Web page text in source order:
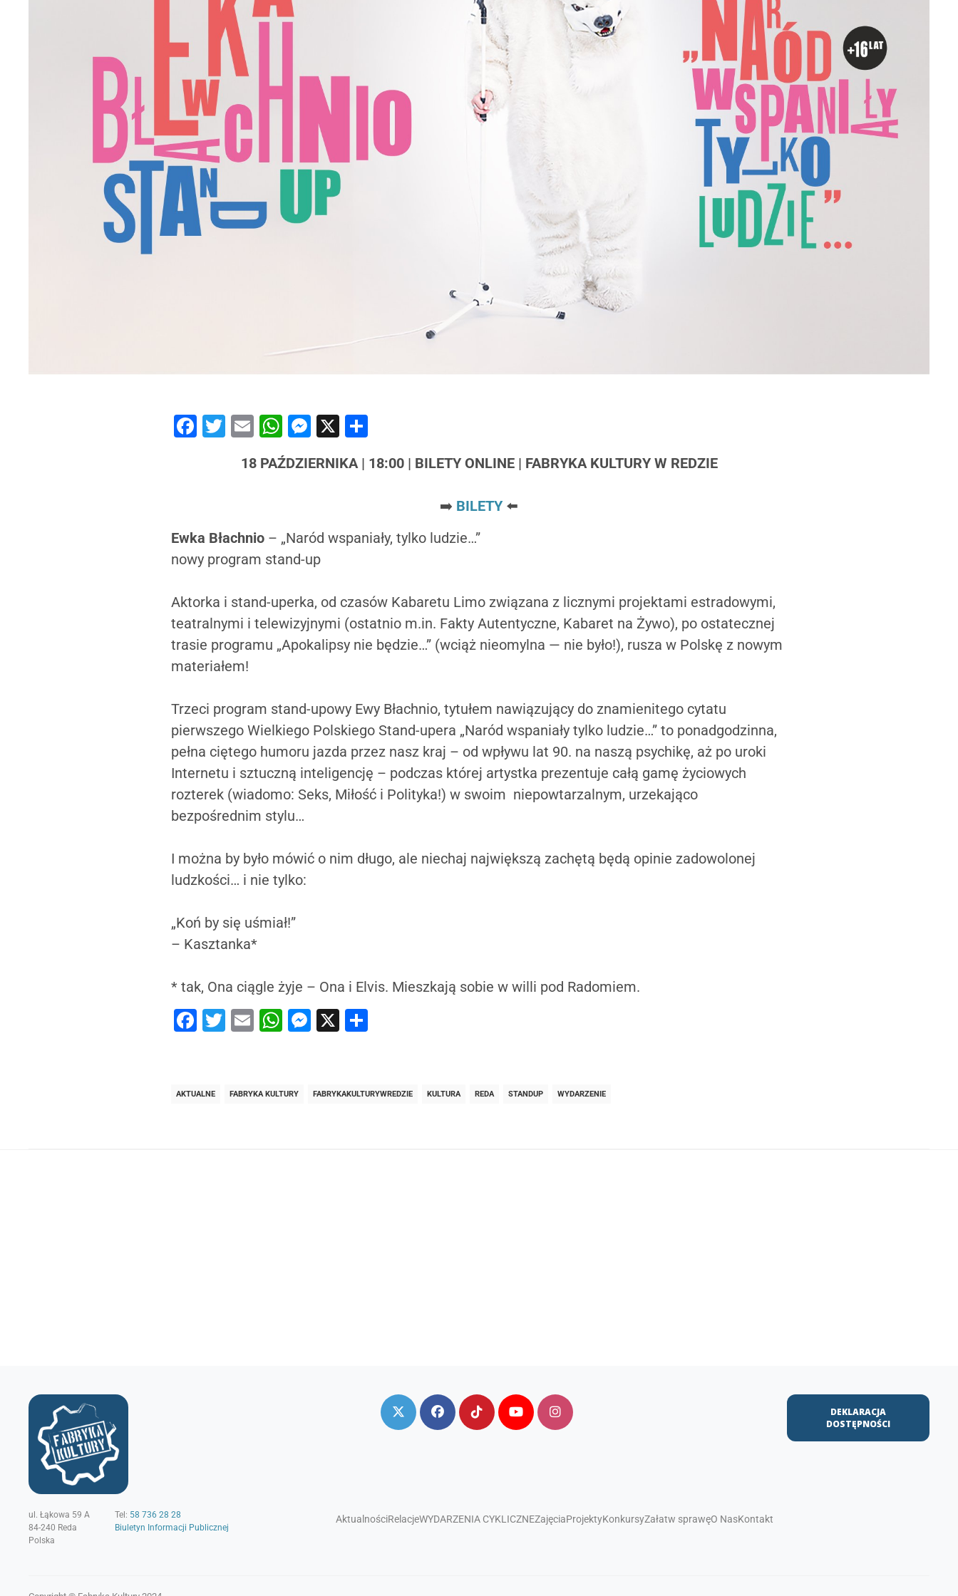
Facebook
Twitter
EmailWhatsApp
Messenger
X
18 PAŹDZIERNIKA | 18:00 | BILETY ONLINE | FABRYKA KULTURY W REDZIE
➡️ BILETY⬅️
Ewka Błachnio – „Naród wspaniały, tylko ludzie…”
nowy program stand-up
Aktorka i stand-uperka, od czasów Kabaretu Limo związana z licznymi projektami estradowymi,
teatralnymi i telewizyjnymi (ostatnio m.in. Fakty Autentyczne, Kabaret na Żywo), po ostatecznej
trasie programu „Apokalipsy nie będzie…” (wciąż nieomylna — nie było!), rusza w Polskę z nowym
materiałem!
Trzeci program stand-upowy Ewy Błachnio, tytułem nawiązujący do znamienitego cytatu
pierwszego Wielkiego Polskiego Stand-upera „Naród wspaniały tylko ludzie…” to ponadgodzinna,
pełna ciętego humoru jazda przez nasz kraj – od wpływu lat 90. na naszą psychikę, aż po uroki
Internetu i sztuczną inteligencję – podczas której artystka prezentuje całą gamę życiowych
rozterek (wiadomo: Seks, Miłość i Polityka!) w swoim niepowtarzalnym, urzekająco
bezpośrednim stylu…
I można by było mówić o nim długo, ale niechaj największą zachętą będą opinie zadowolonej
ludzkości… i nie tylko:
„Koń by się uśmiał!”
– Kasztanka*
* tak, Ona ciągle żyje – Ona i Elvis. Mieszkają sobie w willi pod Radomiem.
Facebook
Twitter
EmailWhatsApp
Messenger
X
AKTUALNE FABRYKA KULTURY FABRYKAKULTURYWREDZIE KULTURA REDA STANDUP WYDARZENIE
ul. Łąkowa 59 A
84-240 Reda
Polska
Tel: 58 736 28 28
Biuletyn Informacji Publicznej
DEKLARACJA
DOSTĘPNOŚCI
AktualnościRelacjeWYDARZENIA CYKLICZNEZajęciaProjektyKonkursyZałatw sprawęO NasKontakt